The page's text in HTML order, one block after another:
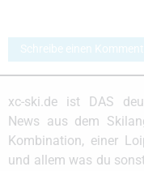
Schreibe einen
xc-ski.de ist DAS
News aus dem
Kombination, einer
und allem was du